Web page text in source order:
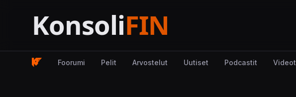
Foorumi Pelit Arvostelut Uutiset Podcastit Videot